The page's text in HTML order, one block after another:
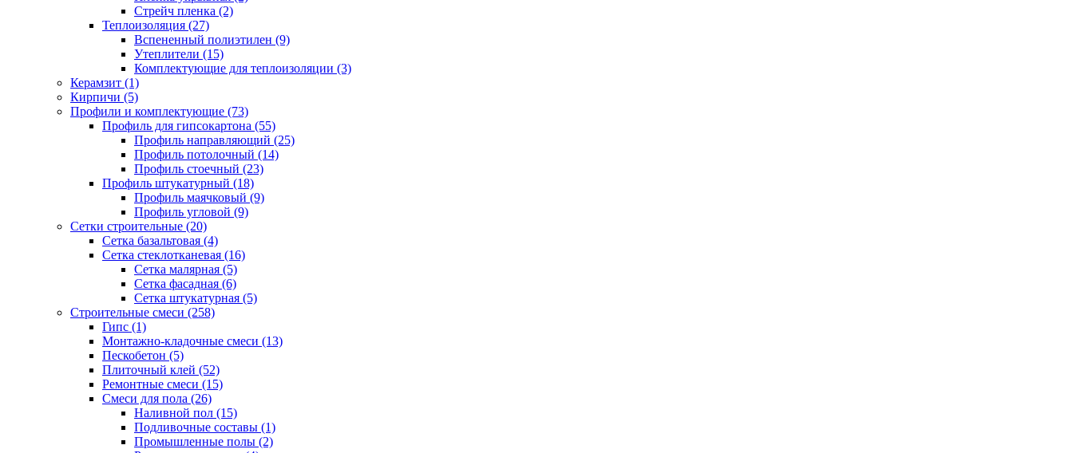
Стрейч пленка (2)
Теплоизоляция (27)
Вспененный полиэтилен (9)
Утеплители (15)
Комплектующие для теплоизоляции (3)
Керамзит (1)
Кирпичи (5)
Профили и комплектующие (73)
Профиль для гипсокартона (55)
Профиль направляющий (25)
Профиль потолочный (14)
Профиль стоечный (23)
Профиль штукатурный (18)
Профиль маячковый (9)
Профиль угловой (9)
Сетки строительные (20)
Сетка базальтовая (4)
Сетка стеклотканевая (16)
Сетка малярная (5)
Сетка фасадная (6)
Сетка штукатурная (5)
Строительные смеси (258)
Гипс (1)
Монтажно-кладочные смеси (13)
Пескобетон (5)
Плиточный клей (52)
Ремонтные смеси (15)
Смеси для пола (26)
Наливной пол (15)
Подливочные составы (1)
Промышленные полы (2)